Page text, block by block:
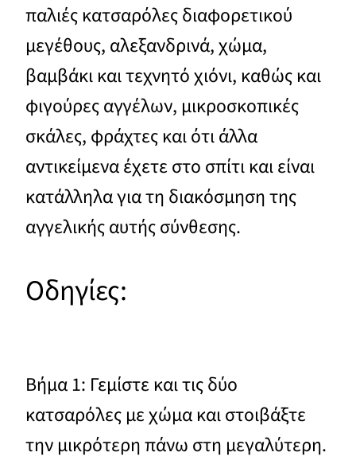
παλιές κατσαρόλες διαφορετικού
μεγέθους, αλεξανδρινά, χώμα,
βαμβάκι και τεχνητό χιόνι, καθώς και
φιγούρες αγγέλων, μικροσκοπικές
σκάλες, φράχτες και ότι άλλα
αντικείμενα έχετε στο σπίτι και είναι
κατάλληλα για τη διακόσμηση της
αγγελικής αυτής σύνθεσης.
Οδηγίες:
Βήμα 1: Γεμίστε και τις δύο
κατσαρόλες με χώμα και στοιβάξτε
την μικρότερη πάνω στη μεγαλύτερη.